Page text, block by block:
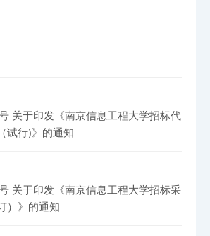
关于印发《南京信息工程大学招标代
试行)》的通知
关于印发《南京信息工程大学招标采
）》的通知